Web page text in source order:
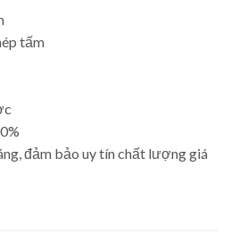
tấm
đảm bảo uy tín chất lượng giá